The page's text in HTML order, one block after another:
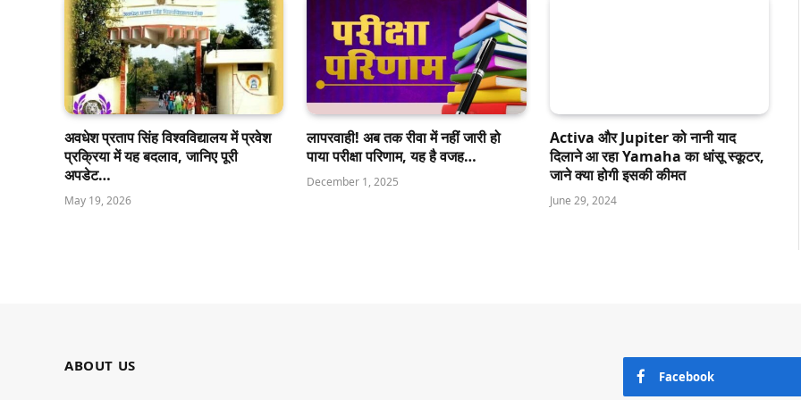
अवधेश प्रताप सिंह विश्वविद्यालय में प्रवेश
प्रक्रिया में यह बदलाव, जानिए पूरी
अपडेट…
May 19, 2026
लापरवाही! अब तक रीवा में नहीं जारी हो
पाया परीक्षा परिणाम, यह है वजह…
December 1, 2025
Activa और Jupiter को नानी याद
दिलाने आ रहा Yamaha का धांसू स्कूटर,
जाने क्या होगी इसकी कीमत
June 29, 2024
ABOUT US
Facebook